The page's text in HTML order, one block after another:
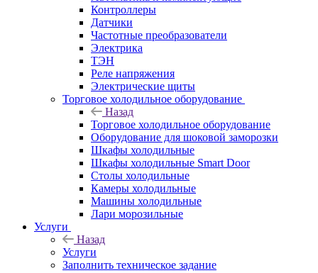
Контроллеры
Датчики
Частотные преобразователи
Электрика
ТЭН
Реле напряжения
Электрические щиты
Торговое холодильное оборудование
Назад
Торговое холодильное оборудование
Оборудование для шоковой заморозки
Шкафы холодильные
Шкафы холодильные Smart Door
Столы холодильные
Камеры холодильные
Машины холодильные
Лари морозильные
Услуги
Назад
Услуги
Заполнить техническое задание